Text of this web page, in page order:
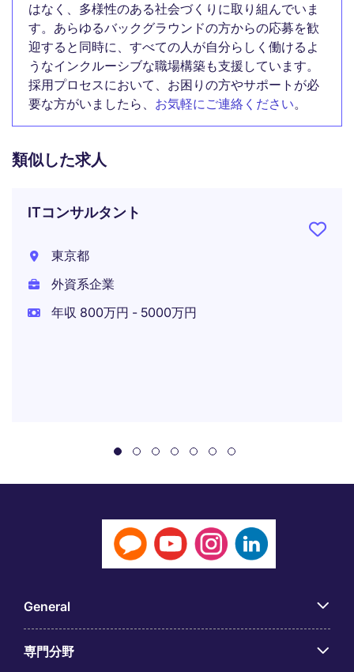
はなく、多様性のある社会づくりに取り組んでいま
す。あらゆるバックグラウンドの方からの応募を歓
迎すると同時に、すべての人が自分らしく働けるよ
うなインクルーシブな職場構築も支援しています。
採用プロセスにおいて、お困りの方やサポートが必
要な方がいましたら、 お気軽にご連絡ください。
類似した求人
ITコンサルタント
東京都
外資系企業
年収 800万円 - 5000万円
General
専門分野